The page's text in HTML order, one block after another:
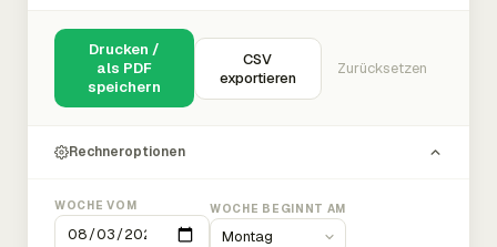
Drucken /
als PDF
speichern
CSV
exportieren
Zurücksetzen
Rechneroptionen
WOCHE VOM WOCHE BEGINNT AM